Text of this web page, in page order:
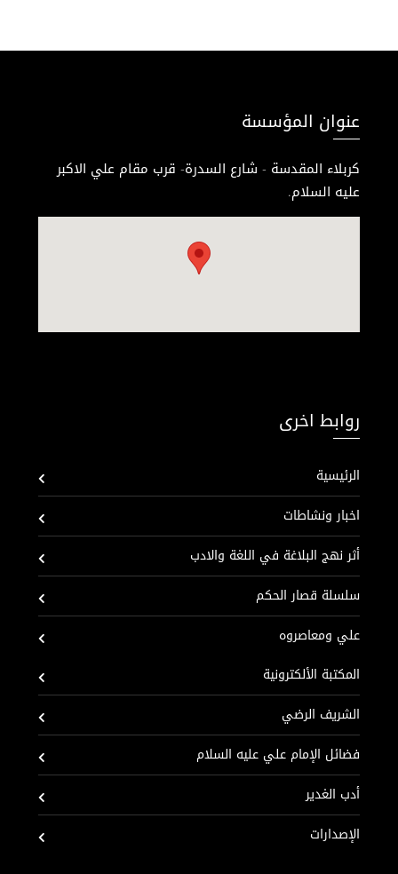
عنوان المؤسسة
كربلاء المقدسة - شارع السدرة- قرب مقام علي الاكبر
عليه السلام.
روابط اخرى
الرئيسية
اخبار ونشاطات
أثر نهج البلاغة في اللغة والادب
سلسلة قصار الحكم
علي ومعاصروه
المكتبة الألكترونية
الشريف الرضي
فضائل الإمام علي عليه السلام
أدب الغدير
الإصدارات